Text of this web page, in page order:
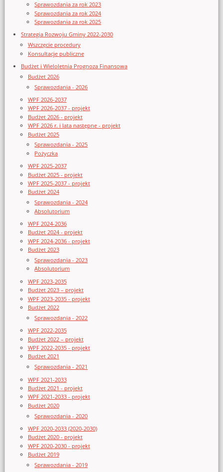
Sprawozdania za rok 2023
Sprawozdania za rok 2024
Sprawozdania za rok 2025
Strategia Rozwoju Gminy 2022-2030
Wszczęcie procedury
Konsultacje publiczne
Budżet i Wieloletnia Prognoza Finansowa
Budżet 2026
Sprawozdania - 2026
WPF 2026-2037
WPF 2026-2037 - projekt
Budżet 2026 - projekt
WPF 2026 r. i lata następne - projekt
Budżet 2025
Sprawozdania - 2025
Pożyczka
WPF 2025-2037
Budżet 2025 - projekt
WPF 2025-2037 - projekt
Budżet 2024
Sprawozdania - 2024
Absolutorium
WPF 2024-2036
Budżet 2024 - projekt
WPF 2024-2036 - projekt
Budżet 2023
Sprawozdania - 2023
Absolutorium
WPF 2023-2035
Budżet 2023 – projekt
WPF 2023-2035 - projekt
Budżet 2022
Sprawozdania - 2022
WPF 2022-2035
Budżet 2022 – projekt
WPF 2022-2035 - projekt
Budżet 2021
Sprawozdania - 2021
WPF 2021-2033
Budżet 2021 - projekt
WPF 2021-2033 - projekt
Budżet 2020
Sprawozdania - 2020
WPF 2020-2033 (2020-2030)
Budżet 2020 - projekt
WPF 2020-2030 - projekt
Budżet 2019
Sprawozdania - 2019